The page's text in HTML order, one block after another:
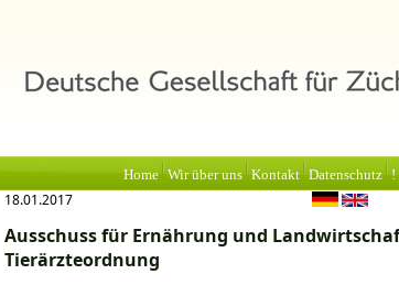
Home Wir über uns Kontakt Datenschutz !
18.01.2017
Ausschuss für Ernährung und
Tierärzteordnung